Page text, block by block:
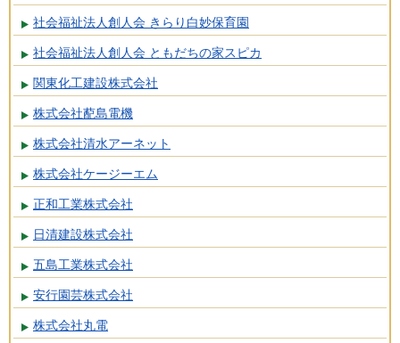
社会福祉法人創人会 きらり白妙保育園
社会福祉法人創人会 ともだちの家スピカ
関東化工建設株式会社
株式会社蓜島電機
株式会社清水アーネット
株式会社ケージーエム
正和工業株式会社
日清建設株式会社
五島工業株式会社
安行園芸株式会社
株式会社丸電